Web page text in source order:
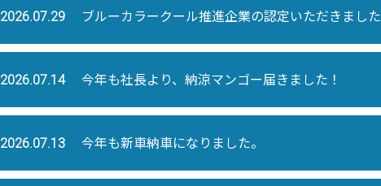
2026.07.29 ブルーカラークール推進企業の認定いただきました
2026.07.14 今年も社長より、納涼マンゴー届きました！
2026.07.13 今年も新車納車になりました。